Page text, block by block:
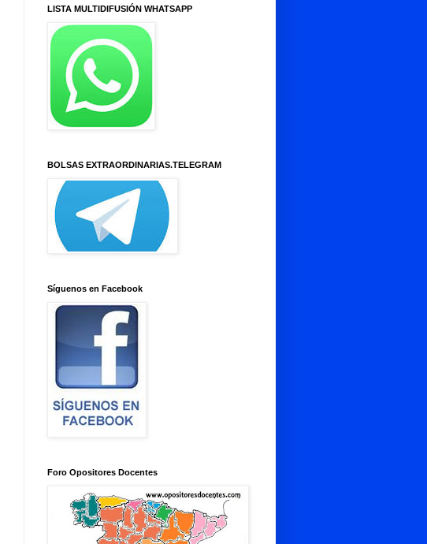
LISTA MULTIDIFUSIÓN WHATSAPP
BOLSAS EXTRAORDINARIAS.TELEGRAM
Síguenos en Facebook
Foro Opositores Docentes